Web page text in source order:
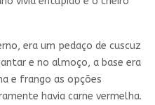
era um pedaço de cuscuz
e no almoço, a base era
e frango as opções
havia carne vermelha.